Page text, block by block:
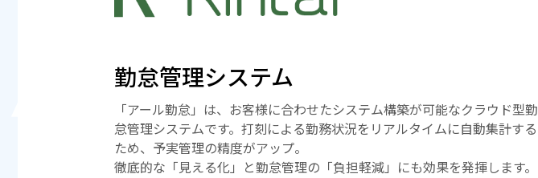
勤怠管理システム
「アール勤怠」は、お客様に合わせたシステム構築が可能なクラウド型勤
怠管理システムです。打刻による勤務状況をリアルタイムに自動集計する
ため、予実管理の精度がアップ。
徹底的な「見える化」と勤怠管理の「負担軽減」にも効果を発揮します。